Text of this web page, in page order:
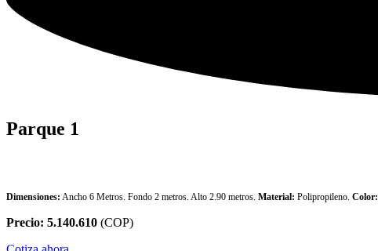
Parque 1
Dimensiones: Ancho 6 Metros. Fondo 2 metros. Alto 2.90 metros. Material: Polipropileno. Color:
Precio: 5.140.610 (COP)